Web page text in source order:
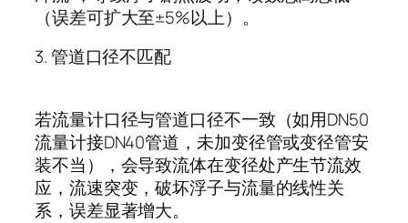
（误差可扩大至±5%以上）。
3.管道口径不匹配
若流量计口径与管道口径不一致（如用DN50
流量计接DN40管道，未加变径管或变径管安
装不当），会导致流体在变径处产生节流效
应，流速突变，破坏浮子与流量的线性关
系，误差显著增大。